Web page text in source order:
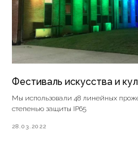
Фестиваль искусства и
Мы использовали 48 линейных
степенью защиты IP65
28.03.2022